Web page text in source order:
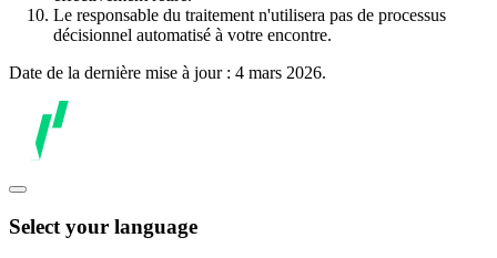
Le responsable du traitement n'utilisera pas de processus
décisionnel automatisé à votre encontre.
Date de la dernière mise à jour : 4 mars 2026.
Select your language